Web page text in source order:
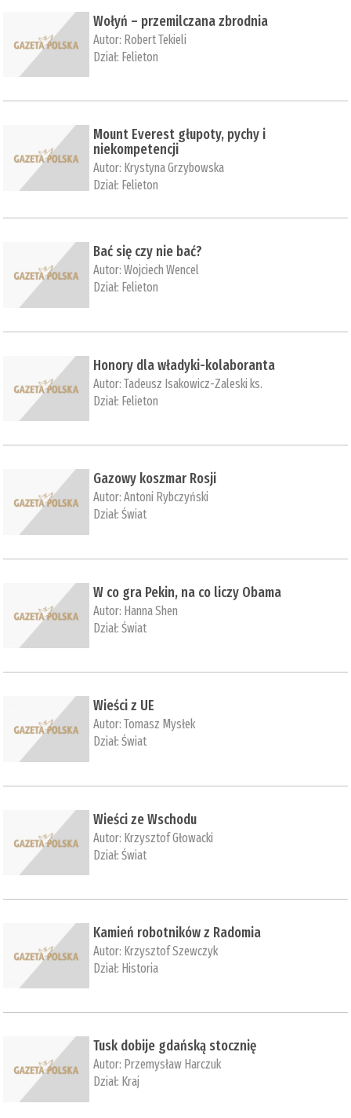
Wołyń – przemilczana zbrodnia
Autor: Robert Tekieli
Dział: Felieton
Mount Everest głupoty, pychy i
niekompetencji
Autor: Krystyna Grzybowska
Dział: Felieton
Bać się czy nie bać?
Autor:Wojciech Wencel
Dział: Felieton
Honory dla władyki-kolaboranta
Autor:Tadeusz Isakowicz-Zaleski ks.
Dział: Felieton
Gazowy koszmar Rosji
Autor:Antoni Rybczyński
Dział:Świat
W co gra Pekin, na co liczy Obama
Autor: Hanna Shen
Dział:Świat
Wieści z UE
Autor:Tomasz Mysłek
Dział:Świat
Wieści ze Wschodu
Autor: Krzysztof Głowacki
Dział:Świat
Kamień robotników z Radomia
Autor: Krzysztof Szewczyk
Dział: Historia
Tusk dobije gdańską stocznię
Autor: Przemysław Harczuk
Dział: Kraj